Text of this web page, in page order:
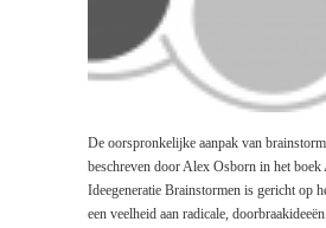
De oorspronkelijke aanpak van
beschreven door Alex Osborn in het
Ideegeneratie Brainstormen is gericht op
een veelheid aan radicale,